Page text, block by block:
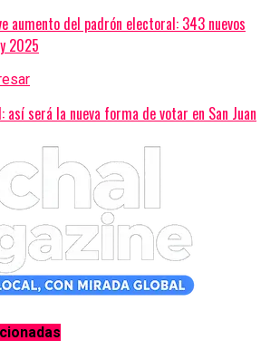
aumento del padrón electoral: 343 nuevos
2025
así será la nueva forma de votar en San Juan